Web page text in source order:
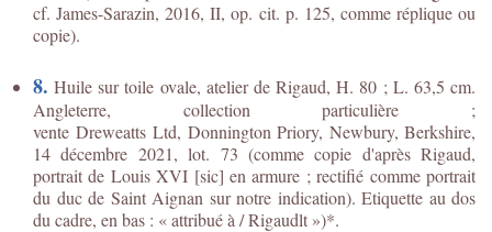
cf. James-Sarazin, 2016, II, op. cit. p. 125, comme réplique ou
copie).
8. Huile sur toile ovale, atelier de Rigaud, H. 80 ; L. 63,5 cm.
Angleterre, collection particulière ;
vente Dreweatts Ltd, Donnington Priory, Newbury, Berkshire,
14 décembre 2021, lot. 73 (comme copie d'après Rigaud,
portrait de Louis XVI [sic] en armure ; rectifié comme portrait
du duc de Saint Aignan sur notre indication). Etiquette au dos
du cadre, en bas : « attribué à / Rigaudlt »)*.